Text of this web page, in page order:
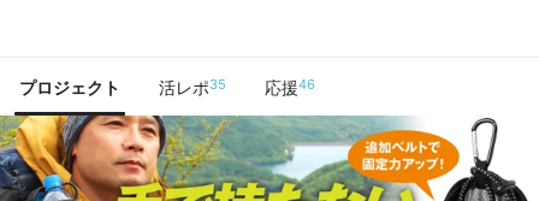
プロジェクト 活レポ35 応援46